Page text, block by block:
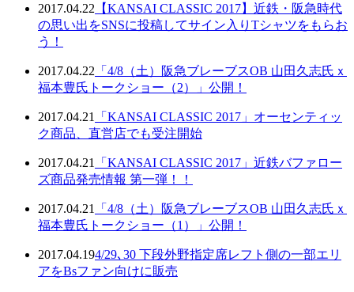
2017.04.22 【KANSAI CLASSIC 2017】近鉄・阪急時代
の思い出をSNSに投稿してサイン入りTシャツをもらお
う！
2017.04.22 「4/8（土）阪急ブレーブスOB 山田久志氏ｘ
福本豊氏トークショー（2）」公開！
2017.04.21
「KANSAI CLASSIC 2017」オーセンティッ
ク商品、直営店でも受注開始
2017.04.21
「KANSAI CLASSIC 2017」近鉄バファロー
ズ商品発売情報 第一弾！！
2017.04.21
「4/8（土）阪急ブレーブスOB 山田久志氏ｘ
福本豊氏トークショー（1）」公開！
2017.04.194/29､30 下段外野指定席レフト側の一部エリ
アをBsファン向けに販売